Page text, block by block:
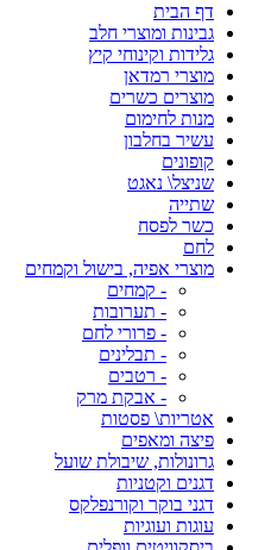
דף הבית
גבינות ומוצרי חלב
גלידות וקינוחי קיץ
מוצרי רמדאן
מוצרים כשרים
מנות לחימום
עשיר בחלבון
קופונים
שניצל\ נאגט
שתייה
כשר לפסח
לחם
מוצרי אפיה, בישול וקמחים
- קמחים
- תערובות
- פרורי לחם
- תבלינים
- רטבים
- אבקת מרק
אטריות\ פסטות
פיצה ומאפים
גרונולות, שיבולת שועל
דגנים וקטניות
דגני בוקר וקורנפלקס
עוגות ועוגיות